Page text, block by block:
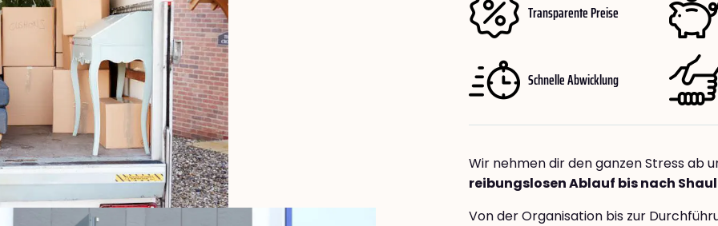
Transparente Preise
Schnelle Abwicklung
Wir nehmen dir den ganzen Stress ab
reibungslosen Ablauf bis nach
Von der Organisation bis zur